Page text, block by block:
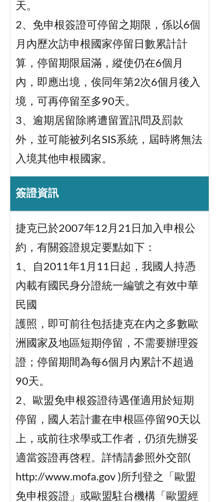
天。
2、免申根簽證可停留之期限，係以6個
月內歷次訪申根國家停留日數累計計
算，停留期限屆滿，縱使仍在6個月
內，即應出境，俟同年第2次6個月後入
境，可再停留至多90天。
3、逾期居留除將遭留置訊問及罰款
外，並可能被列名SIS系統，屆時將無法
入境其他申根國家。
簽證資訊
捷克已於2007年12月21日加入申根公
約，有關簽證規定要點如下：
1、自2011年1月11日起，我國人持憑
內載有國民身分證統一編號之有效中華
民國
護照，即可前往包括捷克在內之多數歐
洲國家及地區短期停留，不需要辦理簽
證；停留期間為每6個月內累計不超過
90天。
2、歐盟免申根簽證待遇僅適用於短期
停留，國人若計畫在申根區停留90天以
上，或前往求學或工作者，仍須先辦妥
適當簽證再啓程。詳情請參照外交部(
http://www.mofa.gov )所刋登之「歐盟
免申根簽證」或歐盟駐台機構「歐盟經